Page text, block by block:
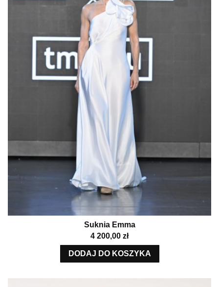
Suknia Emma
Cena
4 200,00 zł
DODAJ DO KOSZYKA